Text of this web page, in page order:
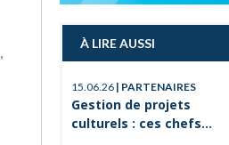
À LIRE AUSSI
15.06.26 | PARTENAIRES
Gestion de projets
culturels : ces chefs